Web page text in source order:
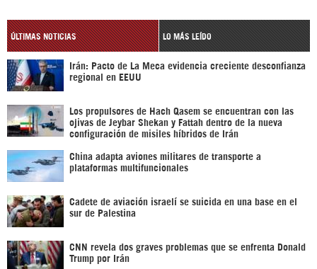
ÚLTIMAS NOTICIAS LO MÁS LEÍDO
Irán: Pacto de La Meca evidencia creciente desconfianza
regional en EEUU
Los propulsores de Hach Qasem se encuentran con las
ojivas de Jeybar Shekan y Fattah dentro de la nueva
configuración de misiles híbridos de Irán
China adapta aviones militares de transporte a
plataformas multifuncionales
Cadete de aviación israelí se suicida en una base en el
sur de Palestina
CNN revela dos graves problemas que se enfrenta Donald
Trump por Irán